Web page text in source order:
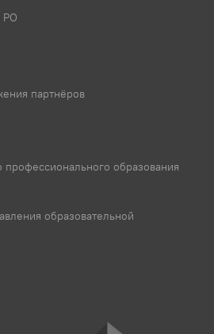
РО
партнёров
образования
образовательной